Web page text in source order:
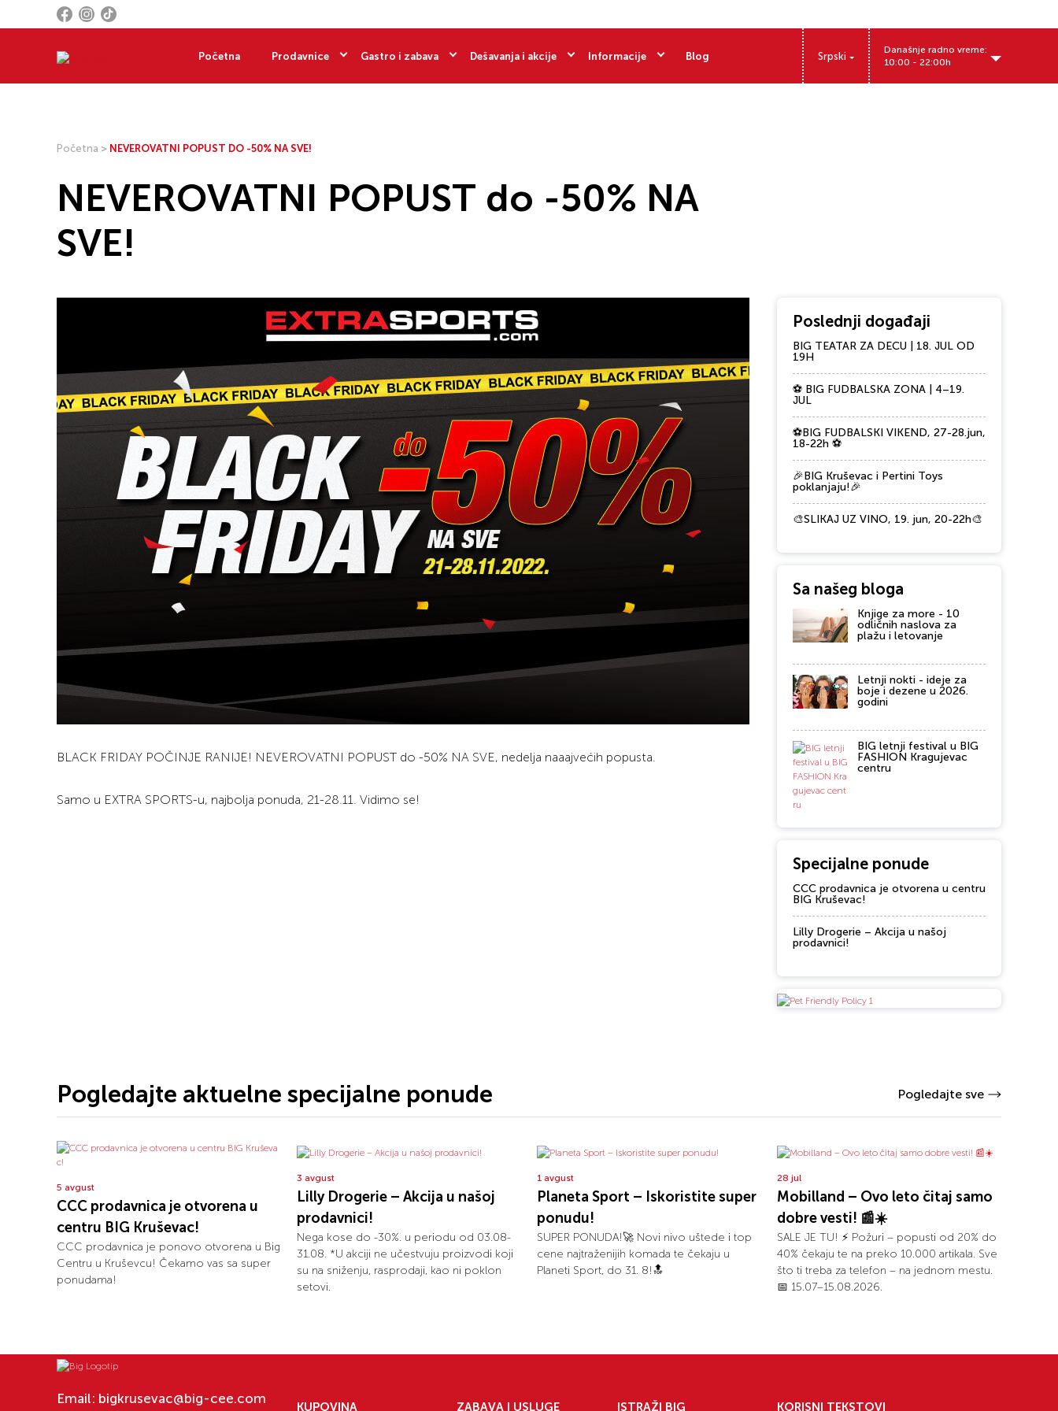
Početna Prodavnice Gastro i zabava Dešavanja i akcije Informacije Blog Srpski
Današnje radno vreme:
10:00 - 22:00h
Početna > NEVEROVATNI POPUST DO -50% NA SVE!
NEVEROVATNI POPUST do -50% NA
SVE!
BLACK FRIDAY POČINJE RANIJE! NEVEROVATNI POPUST do -50% NA SVE, nedelja naaajvećih popusta.
Samo u EXTRA SPORTS-u, najbolja ponuda, 21-28.11. Vidimo se!
Poslednji događaji
BIG TEATAR ZA DECU | 18. JUL OD
19H
⚽ BIG FUDBALSKA ZONA | 4–19.
JUL
⚽BIG FUDBALSKI VIKEND, 27-28.jun,
18-22h ⚽
🎉BIG Kruševac i Pertini Toys
poklanjaju!🎉
🎨SLIKAJ UZ VINO, 19. jun, 20-22h🎨
Sa našeg bloga
Knjige za more - 10
odličnih naslova za
plažu i letovanje
Letnji nokti - ideje za
boje i dezene u 2026.
godini
BIG letnji festival u BIG
FASHION Kragujevac
centru
Specijalne ponude
CCC prodavnica je otvorena u centru
BIG Kruševac!
Lilly Drogerie – Akcija u našoj
prodavnici!
Pogledajte aktuelne specijalne ponude Pogledajte sve
5 avgust
CCC prodavnica je otvorena u
centru BIG Kruševac!
CCC prodavnica je ponovo otvorena u Big
Centru u Kruševcu! Čekamo vas sa super
ponudama!
3 avgust
Lilly Drogerie – Akcija u našoj
prodavnici!
Nega kose do -30%. u periodu od 03.08-
31.08. *U akciji ne učestvuju proizvodi koji
su na sniženju, rasprodaji, kao ni poklon
setovi.
1 avgust
Planeta Sport – Iskoristite super
ponudu!
SUPER PONUDA!🚀 Novi nivo uštede i top
cene najtraženijih komada te čekaju u
Planeti Sport, do 31. 8!🔝
28 jul
Mobilland – Ovo leto čitaj samo
dobre vesti! 📰☀️
SALE JE TU! ⚡ Požuri – popusti od 20% do
40% čekaju te na preko 10.000 artikala. Sve
što ti treba za telefon – na jednom mestu.
📅 15.07–15.08.2026.
Email: bigkrusevac@big-cee.com
KUPOVINA ZABAVA I USLUGE ISTRAŽI BIG KORISNI TEKSTOVI